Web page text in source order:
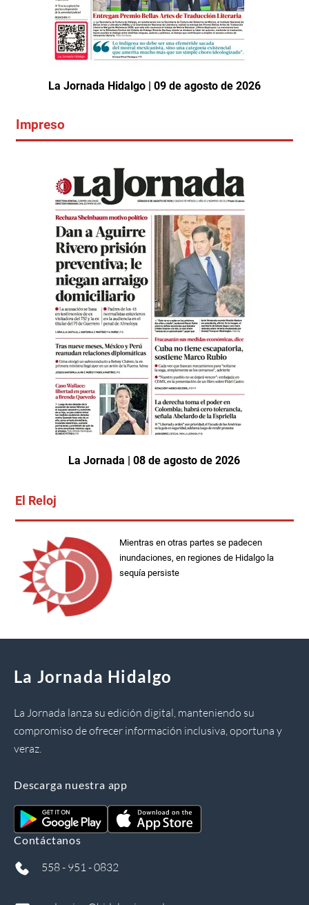
La Jornada Hidalgo | 09 de agosto de 2026
Impreso
La Jornada | 08 de agosto de 2026
El Reloj
Mientras en otras partes se padecen
inundaciones, en regiones de Hidalgo la
sequía persiste
La Jornada Hidalgo
La Jornada lanza su edición digital, manteniendo su
compromiso de ofrecer información inclusiva, oportuna y
veraz.
Descarga nuestra app
Contáctanos
558 - 951 - 0832